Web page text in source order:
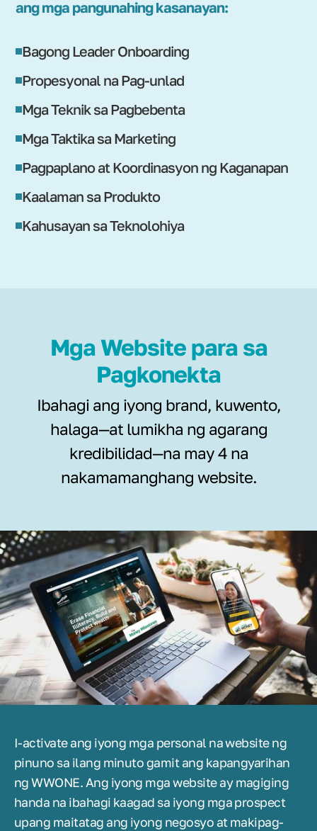
ang mga pangunahing kasanayan:
Bagong Leader Onboarding
Propesyonal na Pag-unlad
Mga Teknik sa Pagbebenta
Mga Taktika sa Marketing
Pagpaplano at Koordinasyon ng Kaganapan
Kaalaman sa Produkto
Kahusayan sa Teknolohiya
Mga Website para sa
Pagkonekta
Ibahagi ang iyong brand, kuwento,
halaga—at lumikha ng agarang
kredibilidad—na may 4 na
nakamamanghang website.
I-activate ang iyong mga personal na website ng
pinuno sa ilang minuto gamit ang kapangyarihan
ng WWONE. Ang iyong mga website ay magiging
handa na ibahagi kaagad sa iyong mga prospect
upang maitatag ang iyong negosyo at makipag-